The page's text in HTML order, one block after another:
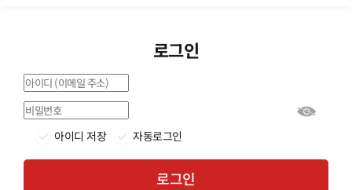
로그인
아이디 저장 자동로그인
로그인